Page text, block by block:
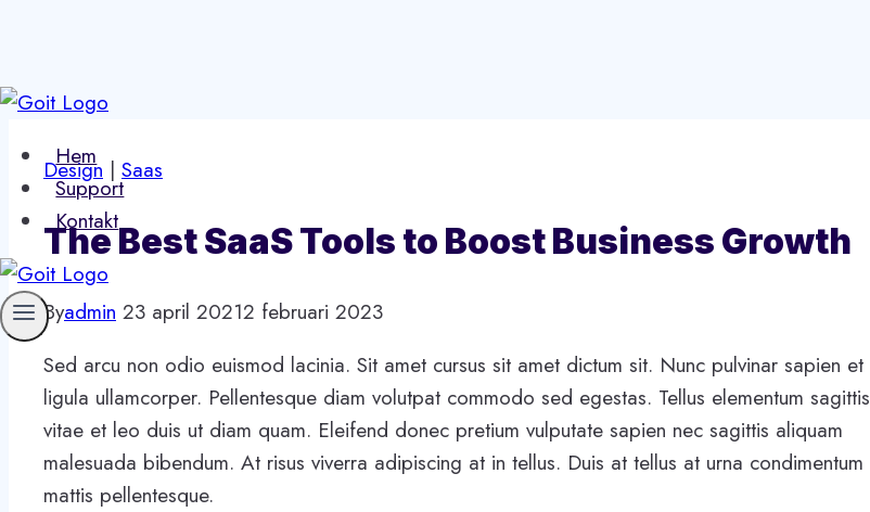
Skip
contentHem
Support
Kontakt
Design | Saas
The Best SaaS Tools to Boost Business Growth
Byadmin 23 april 20212 februari 2023
Sed arcu non odio euismod lacinia. Sit amet cursus sit amet dictum sit. Nunc pulvinar sapien et
ligula ullamcorper. Pellentesque diam volutpat commodo sed egestas. Tellus elementum sagittis
vitae et leo duis ut diam quam. Eleifend donec pretium vulputate sapien nec sagittis aliquam
malesuada bibendum. At risus viverra adipiscing at in tellus. Duis at tellus at urna condimentum
mattis pellentesque.